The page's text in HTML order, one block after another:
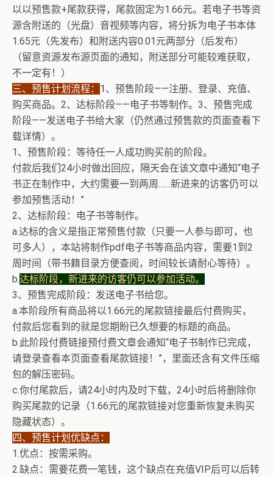
以以预售款+尾款获得，尾款固定为1.66元。若电子书等资
源含附送的（光盘）音视频等内容，将分拆为电子书本体
1.65元（先发布）和附送内容0.01元两部分（后发布）
（留意资源发布源页面的通知，附送部分可能较难获取，
不一定有！）
三、预售计划流程： 1、预售阶段——注册、登录、充值、
购买商品。2、达标阶段——电子书等制作。3、预售完成
阶段——发送电子书给大家（仍然通过预售款的页面查看下
载详情）。
1、预售阶段：等待任一人成功购买前的阶段。
付款后我们24小时做出回应，隔天会在该文章中通知“电子
书正在制作中，大约需要一到两周……新进来的访客仍可以
参加预售活动！”
2、达标阶段：电子书等制作。
a.达标的含义是指正常预售付款（只要一人参与即可，也
可多人），本站将制作pdf电子书等商品内容，需要1到2
周时间（带书籍目录方便查阅，时间较长请耐心等待）。
b.达标阶段，新进来的访客仍可以参加活动。
3、预售完成阶段：发送电子书给您。
a.本阶段所有商品将以1.66元的尾款链接最后付费购买，
付款后您看到的就是您期盼已久想要的标题的商品。
b.此阶段付费链接预付费文章会通知“电子书制作已完成，
请登录查看本页面查看尾款链接！”，里面还含有文件压缩
包的解压密码。
c.你付尾款后，请24小时内及时下载，24小时后将删除你
购买尾款的记录（1.66元的尾款链接对您重新恢复未购买
隐藏状态）。
四、预售计划优缺点：
1.优点：按需采购。
2.缺点：需要花费一笔钱，这个缺点在充值VIP后可以后转